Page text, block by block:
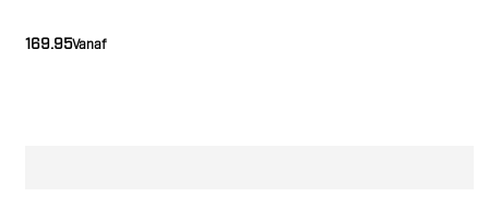
Vanaf
169.95